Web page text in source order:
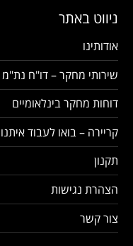
ניווט באתר
אודותינו
שירותי מחקר – דו"ח נת"מ
דוחות מחקר בינלאומיים
קריירה – בואו לעבוד איתנו
תקנון
הצהרת נגישות
צור קשר